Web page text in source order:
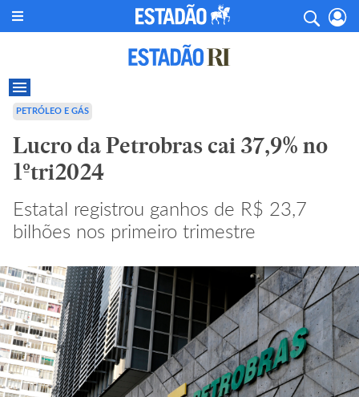
PETRÓLEO E GÁS
Lucro da Petrobras cai 37,9% no
1ºtri2024
Estatal registrou ganhos de R$ 23,7
bilhões nos primeiro trimestre